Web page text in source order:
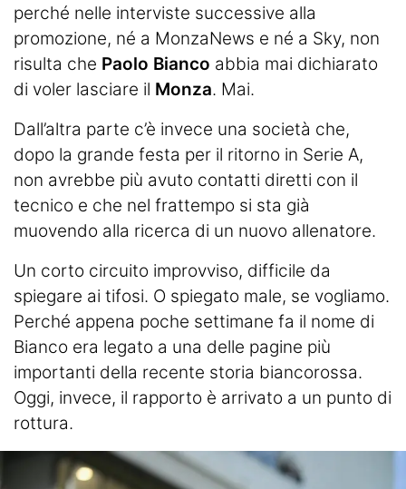
perché nelle interviste successive alla
promozione, né a MonzaNews e né a Sky, non
risulta che Paolo Bianco abbia mai dichiarato
di voler lasciare il Monza. Mai.
Dall’altra parte c’è invece una società che,
dopo la grande festa per il ritorno in Serie A,
non avrebbe più avuto contatti diretti con il
tecnico e che nel frattempo si sta già
muovendo alla ricerca di un nuovo allenatore.
Un corto circuito improvviso, difficile da
spiegare ai tifosi. O spiegato male, se vogliamo.
Perché appena poche settimane fa il nome di
Bianco era legato a una delle pagine più
importanti della recente storia biancorossa.
Oggi, invece, il rapporto è arrivato a un punto di
rottura.